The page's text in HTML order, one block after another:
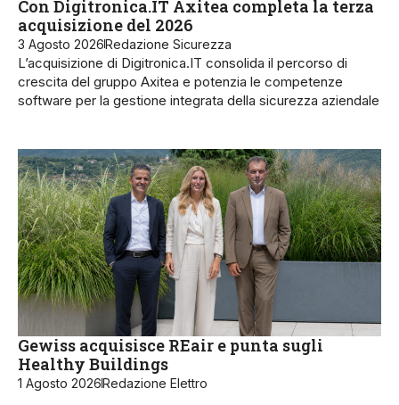
Con Digitronica.IT Axitea completa la terza
acquisizione del 2026
3 Agosto 2026Redazione Sicurezza
L’acquisizione di Digitronica.IT consolida il percorso di
crescita del gruppo Axitea e potenzia le competenze
software per la gestione integrata della sicurezza aziendale
Gewiss acquisisce REair e punta sugli
Healthy Buildings
1 Agosto 2026Redazione Elettro